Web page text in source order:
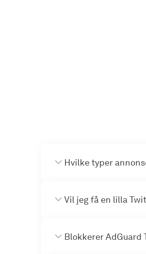
Hvilke typer
Vil jeg få en lilla
Blokkerer AdGuard